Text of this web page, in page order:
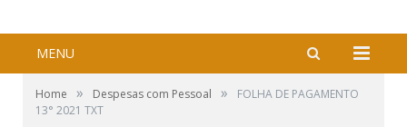
MENU
Home » Despesas com Pessoal »
FOLHA DE PAGAMENTO
13° 2021 TXT